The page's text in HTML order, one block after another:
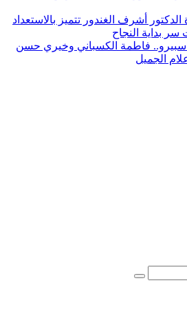
الدكتور أشرف الغندور تتميز بالاستعداد
سر بداية النجاح
فاطمة الكسباني وخيري حسن
الجميل
بحث